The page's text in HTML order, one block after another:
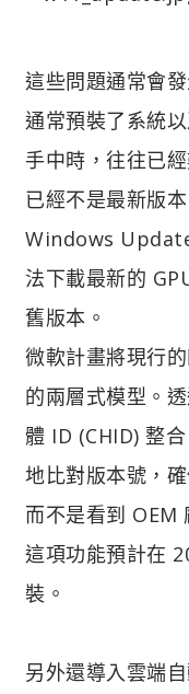
這些問題通常會
通常預裝了系統
手中時，往往已
已經不是最新版
Windows
法下載最新的
舊版本。
微軟計畫將現行
的兩層式模型。
體 ID (CHID) 整
地比對版本號，
而不是看到 OEM
這項功能預計在
裝。
另外還導入雲端